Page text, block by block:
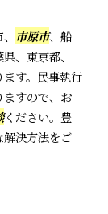
市原市、船
、東京都、
す。民事執行
すので、お
ください。豊
決方法をご